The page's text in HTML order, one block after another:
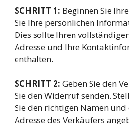
SCHRITT 1: Beginnen Sie
Sie Ihre persönlichen
Dies sollte Ihren
Adresse und Ihre
enthalten.
SCHRITT 2: Geben Sie den
Sie den Widerruf senden.
Sie den richtigen Namen
Adresse des Verkäufers